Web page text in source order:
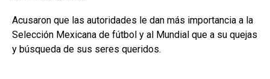
Acusaron que las autoridades le dan más importancia a la
Selección Mexicana de fútbol y al Mundial que a su quejas
y búsqueda de sus seres queridos.